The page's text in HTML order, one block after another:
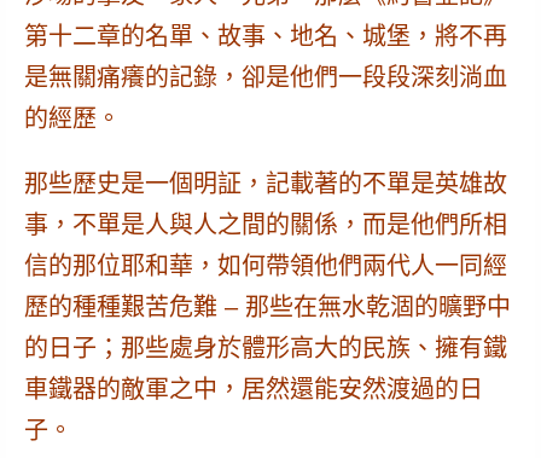
第十二章的名單、故事、地名、城堡，將不再
是無關痛癢的記錄，卻是他們一段段深刻淌血
的經歷。
那些歷史是一個明証，記載著的不單是英雄故
事，不單是人與人之間的關係，而是他們所相
信的那位耶和華，如何帶領他們兩代人一同經
歷的種種艱苦危難 – 那些在無水乾涸的曠野中
的日子；那些處身於體形高大的民族、擁有鐵
車鐵器的敵軍之中，居然還能安然渡過的日
子。